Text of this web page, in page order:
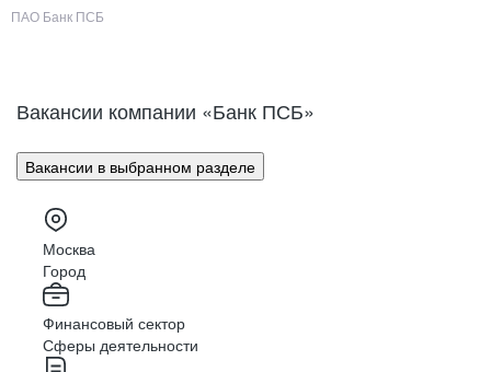
ПАО Банк ПСБ
Вакансии компании «Банк ПСБ»
Вакансии в выбранном разделе
Москва
Город
Финансовый сектор
Сферы деятельности